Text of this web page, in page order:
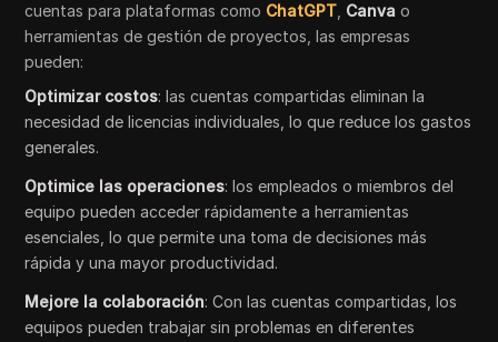
cuentas para plataformas como ChatGPT Canva o
herramientas de gestión de proyectos, las empresas
pueden:
Optimizar costos: las cuentas compartidas eliminan la
necesidad de licencias individuales, lo que reduce los gastos
generales.
Optimice las operaciones: los empleados o miembros del
equipo pueden acceder rápidamente a herramientas
esenciales, lo que permite una toma de decisiones más
rápida y una mayor productividad.
Mejore la colaboración: Con las cuentas compartidas, los
equipos pueden trabajar sin problemas en diferentes